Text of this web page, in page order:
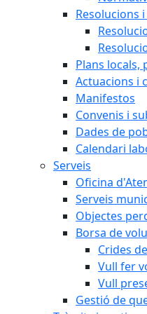
Resolucions
Plans
Actuacions i
Manifestos
Convenis i
Dades de
Calendari
Serveis
Oficina
Serveis
Objectes
Borsa de
Crides
Vull fer
Vull
Gestió de